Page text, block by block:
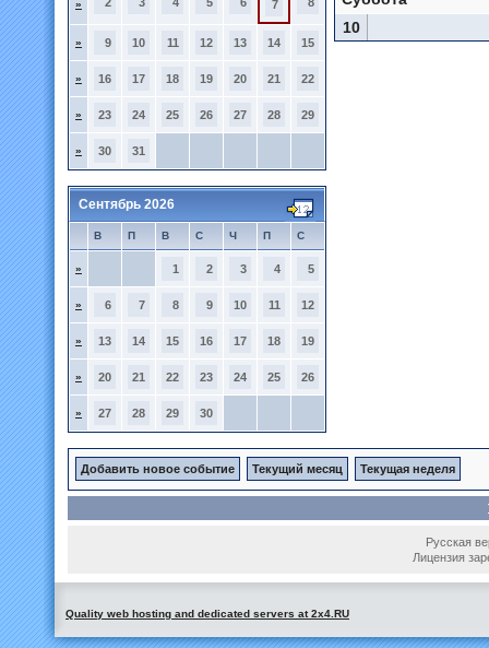
» 7
» 9 10 11 12 13 14 15
» 16 17 18 19 20 21 22
» 23 24 25 26 27 28 29
» 30 31
Сентябрь 2026
В П В С Ч П С
» 1 2 3 4 5
» 6 7 8 9 10 11 12
» 13 14 15 16 17 18 19
» 20 21 22 23 24 25 26
» 27 28 29 30
10
Добавить новое событие Текущий месяц Текущая неделя
Русская
Лицензия
Quality web hosting and dedicated servers at 2x4.RU